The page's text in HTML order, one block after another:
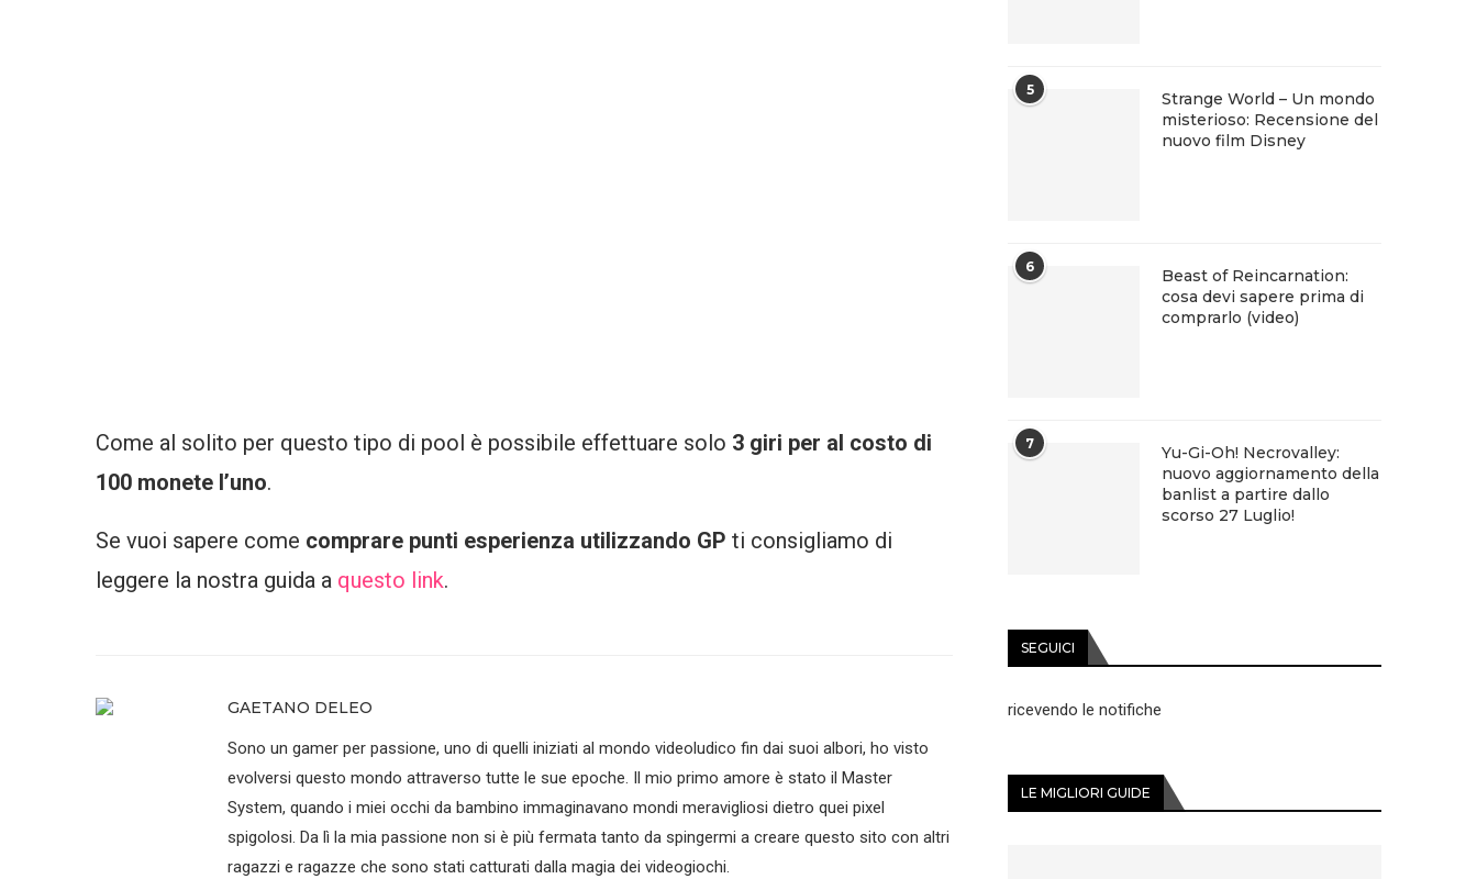
Come al solito per questo tipo di pool è possibile effettuare solo 3 giri per al costo di
100 monete l’uno.
Se vuoi sapere come comprare punti esperienza utilizzando GP ti consigliamo di
leggere la nostra guida a questo link.
GAETANO DELEO
Sono un gamer per passione, uno di quelli iniziati al mondo videoludico fin dai suoi albori, ho visto
evolversi questo mondo attraverso tutte le sue epoche. Il mio primo amore è stato il Master
System, quando i miei occhi da bambino immaginavano mondi meravigliosi dietro quei pixel
spigolosi. Da lì la mia passione non si è più fermata tanto da spingermi a creare questo sito con altri
ragazzi e ragazze che sono stati catturati dalla magia dei videogiochi.
5
Strange World – Un mondo
misterioso: Recensione del
nuovo film Disney
6
Beast of Reincarnation:
cosa devi sapere prima di
comprarlo (video)
7
Yu-Gi-Oh! Necrovalley:
nuovo aggiornamento della
banlist a partire dallo
scorso 27 Luglio!
SEGUICI
ricevendo le notifiche
LE MIGLIORI GUIDE